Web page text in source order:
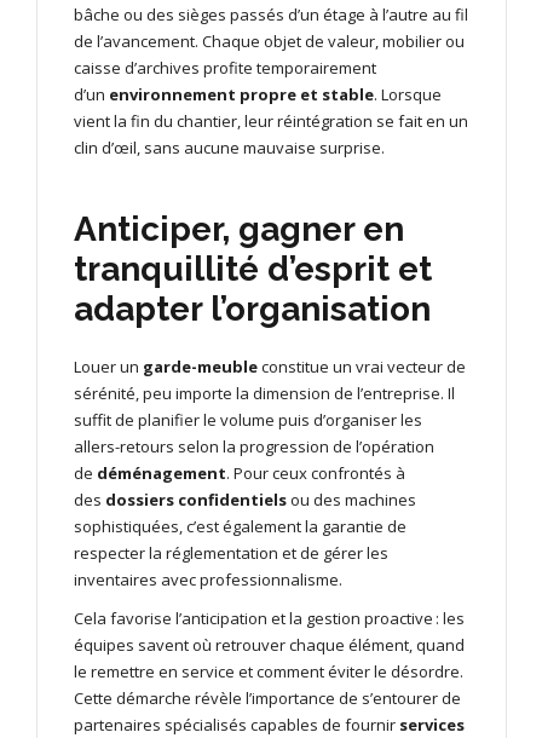
bâche ou des sièges passés d’un étage à l’autre au fil
de l’avancement. Chaque objet de valeur, mobilier ou
caisse d’archives profite temporairement
d’un environnement propre et stable. Lorsque
vient la fin du chantier, leur réintégration se fait en un
clin d’œil, sans aucune mauvaise surprise.
Anticiper, gagner en
tranquillité d’esprit et
adapter l’organisation
Louer un garde-meubleconstitue un vrai vecteur de
sérénité, peu importe la dimension de l’entreprise. Il
suffit de planifier le volume puis d’organiser les
allers-retours selon la progression de l’opération
de déménagement. Pour ceux confrontés à
des dossiers confidentielsou des machines
sophistiquées, c’est également la garantie de
respecter la réglementation et de gérer les
inventaires avec professionnalisme.
Cela favorise l’anticipation et la gestion proactive : les
équipes savent où retrouver chaque élément, quand
le remettre en service et comment éviter le désordre.
Cette démarche révèle l’importance de s’entourer de
partenaires spécialisés capables de fournir services